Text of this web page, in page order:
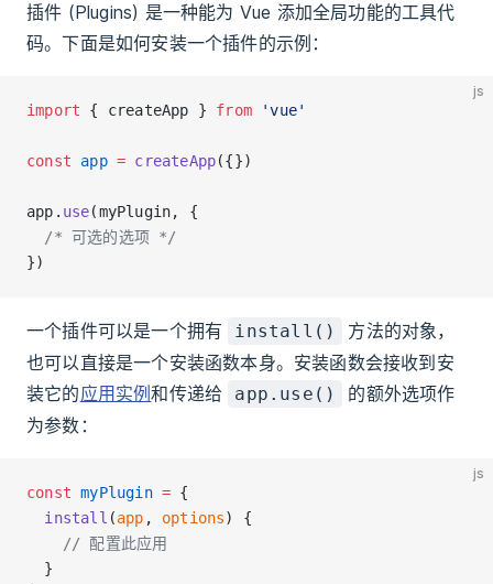
插件 (Plugins) 是一种能为 Vue 添加全局功能的工具代
码。下面是如何安装一个插件的示例：
js
import { createApp } from 'vue'
const app = createApp({})
app. use(myPlugin, {
  /* 可选的选项 */
})
一个插件可以是一个拥有 install()
方法的对象，
也可以直接是一个安装函数本身。安装函数会接收到安
装它的应用实例和传递给 app.use()
的额外选项作
为参数：
js
const myPlugin = {
  install
(app , options) {
    // 配置此应用
  }